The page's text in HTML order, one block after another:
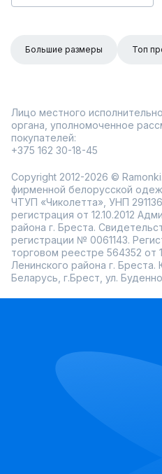
Большие размеры Топ
Лицо местного
органа, уполномоченное
покупателей:
+375 162 30-18-45
Copyright 2012-2026 ©
фирменной белорусской
ЧТУП «Чиколетта», УНП
регистрация от 12.10.2012
района г. Бреста.
регистрации № 0061143.
торговом реестре 564352 от
Ленинского района г.
Беларусь, г.Брест, ул.